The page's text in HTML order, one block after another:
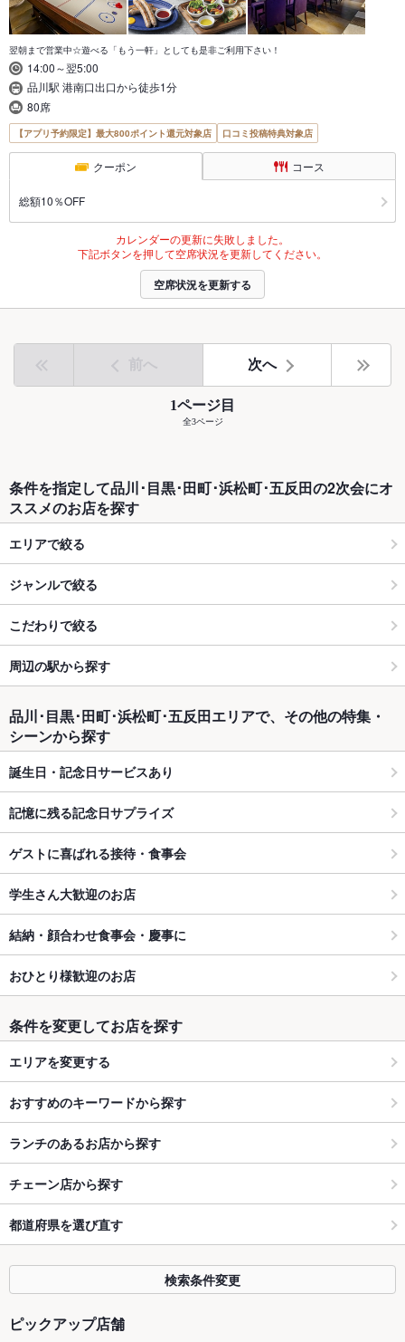
翌朝まで営業中☆遊べる「もう一軒」としても是非ご利用下さい！
14:00～翌5:00
品川駅 港南口出口から徒歩1分
80席
【アプリ予約限定】最大800ポイント還元対象店 口コミ投稿特典対象店
クーポン コース
総額10％OFF
カレンダーの更新に失敗しました。
下記ボタンを押して空席状況を更新してください。
空席状況を更新する
前へ 次へ
1ページ目
全3ページ
条件を指定して品川･目黒･田町･浜松町･五反田の2次会にオ
ススメのお店を探す
エリアで絞る
ジャンルで絞る
こだわりで絞る
周辺の駅から探す
品川･目黒･田町･浜松町･五反田エリアで、その他の特集・
シーンから探す
誕生日・記念日サービスあり
記憶に残る記念日サプライズ
ゲストに喜ばれる接待・食事会
学生さん大歓迎のお店
結納・顔合わせ食事会・慶事に
おひとり様歓迎のお店
条件を変更してお店を探す
エリアを変更する
おすすめのキーワードから探す
ランチのあるお店から探す
チェーン店から探す
都道府県を選び直す
検索条件変更
ピックアップ店舗